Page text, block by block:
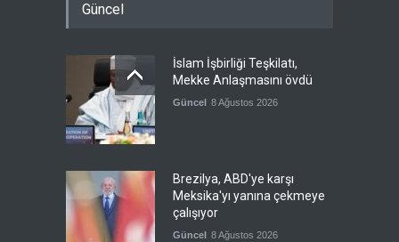
Güncel
İslam İşbirliği Teşkilatı,
Mekke Anlaşmasını övdü
Güncel 8 Ağustos 2026
Brezilya, ABD'ye karşı
Meksika'yı yanına çekmeye
çalışıyor
Güncel 8 Ağustos 2026